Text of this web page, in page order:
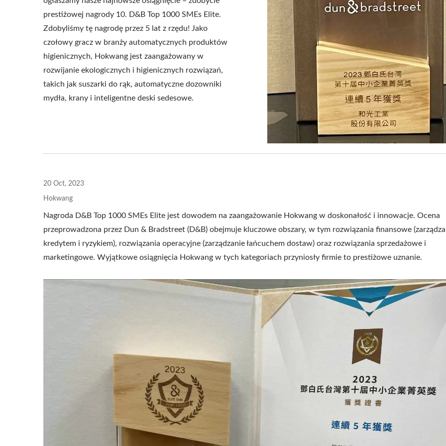
prestiżowej nagrody 10. D&B Top 1000 SMEs Elite.
Zdobyliśmy tę nagrodę przez 5 lat z rzędu! Jako
czołowy gracz w branży automatycznych produktów
higienicznych, Hokwang jest zaangażowany w
rozwijanie ekologicznych i higienicznych rozwiązań,
takich jak suszarki do rąk, automatyczne dozowniki
mydła, krany i inteligentne deski sedesowe.
20 Oct, 2023
Hokwang
Nagroda D&B Top 1000 SMEs Elite jest dowodem na zaangażowanie Hokwang w doskonałość i innowacje. Ocena
przeprowadzona przez Dun & Bradstreet (D&B) obejmuje kluczowe obszary, w tym rozwiązania finansowe
kredytem i ryzykiem), rozwiązania operacyjne (zarządzanie łańcuchem dostaw) oraz rozwiązania sprzedażowe i
marketingowe. Wyjątkowe osiągnięcia Hokwang w tych kategoriach przyniosły firmie to prestiżowe uznanie.
Suszarka Do Rąk EcoHygiene
O Wysokiej Prędkości
Dyspenser Mydła HK-CSDT Z
Górnym Napełnieniem
Suszarka Do Rąk
O Wysokiej